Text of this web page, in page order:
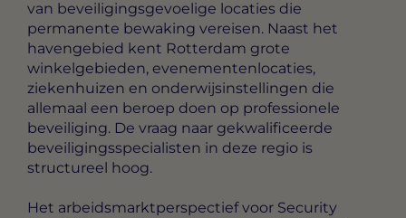
van beveiligingsgevoelige locaties die
permanente bewaking vereisen. Naast het
havengebied kent Rotterdam grote
winkelgebieden, evenementenlocaties,
ziekenhuizen en onderwijsinstellingen die
allemaal een beroep doen op professionele
beveiliging. De vraag naar gekwalificeerde
beveiligingsspecialisten in deze regio is
structureel hoog.
Het arbeidsmarktperspectief voor Security